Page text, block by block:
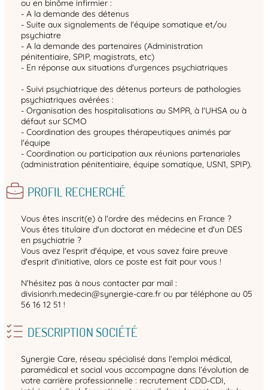
ou en binôme infirmier :
- A la demande des détenus
- Suite aux signalements de l'équipe somatique et/ou
psychiatre
- A la demande des partenaires (Administration
pénitentiaire, SPIP, magistrats, etc)
- En réponse aux situations d'urgences psychiatriques
- Suivi psychiatrique des détenus porteurs de pathologies
psychiatriques avérées :
- Organisation des hospitalisations au SMPR, à l'UHSA ou à
défaut sur SCMO
- Coordination des groupes thérapeutiques animés par
l'équipe
- Coordination ou participation aux réunions partenariales
(administration pénitentiaire, équipe somatique, USN1, SPIP).
PROFIL RECHERCHÉ
Vous êtes inscrit(e) à l'ordre des médecins en France ?
Vous êtes titulaire d'un doctorat en médecine et d'un DES
en psychiatrie ?
Vous avez l'esprit d'équipe, et vous savez faire preuve
d'esprit d'initiative, alors ce poste est fait pour vous !
N'hésitez pas à nous contacter par mail :
divisionrh.medecin@synergie-care.fr ou par téléphone au 05
56 16 12 51 !
DESCRIPTION SOCIÉTÉ
Synergie Care, réseau spécialisé dans l’emploi médical,
paramédical et social vous accompagne dans l’évolution de
votre carrière professionnelle : recrutement CDD-CDI,